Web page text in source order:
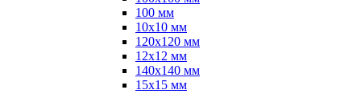
100 мм
10х10 мм
120х120 мм
12х12 мм
140х140 мм
15х15 мм